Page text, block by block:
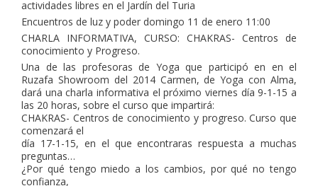
actividades libres en el Jardín del Turia
Encuentros de luz y poder domingo 11 de enero 11:00
CHARLA INFORMATIVA, CURSO: CHAKRAS- Centros de
conocimiento y Progreso.
Una de las profesoras de Yoga que participó en en el
Ruzafa Showroom del 2014 Carmen, de Yoga con Alma,
dará una charla informativa el próximo viernes día 9-1-15 a
las 20 horas, sobre el curso que impartirá:
CHAKRAS- Centros de conocimiento y progreso. Curso que
comenzará el
día 17-1-15, en el que encontraras respuesta a muchas
preguntas…
¿Por qué tengo miedo a los cambios, por qué no tengo
confianza,